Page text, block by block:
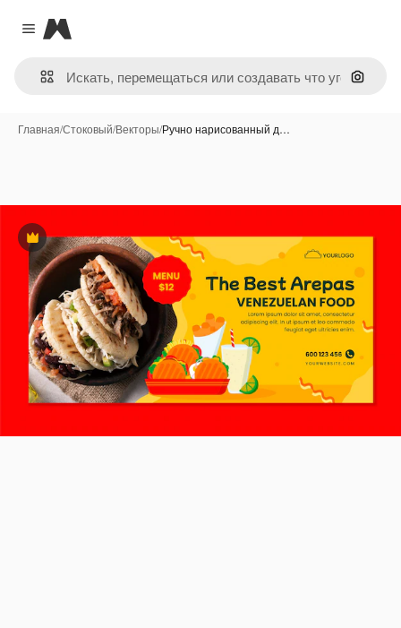
Close menu
Magnific
Поиск
Главная/Стоковый/Векторы/Ручно нарисованный д…
Премиум